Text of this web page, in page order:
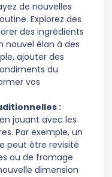
de nouvelles
Explorez des
des ingrédients
nouvel élan à des
ajouter des
du
vos
:
jouant avec les
Par exemple, un
peut être revisité
ou de fromage
dimension